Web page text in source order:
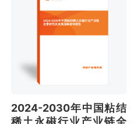
2024-2030年中国粘结稀土永磁行业产业链
全景研究及发展战略咨询报告
2024-2030年中国粘结
稀土永磁行业产业链全